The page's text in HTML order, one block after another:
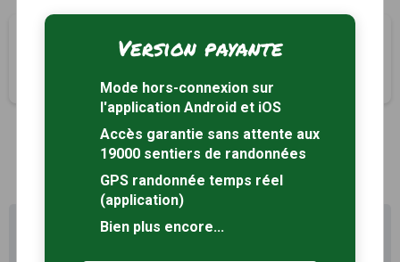
Balade de Calaudry
Saint-Domineuc, Ille-et-Vilaine (35)
8.5 km
1
Profitez au maximum de
Sentiers en France avec rando
Version payante
Mode hors-connexion sur
l'application Android et iOS
Accès garantie sans attente aux
19000 sentiers de randonnées
GPS randonnée temps réel
(application)
Bien plus encore...